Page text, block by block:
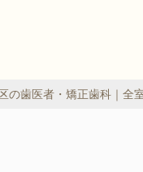
の歯医者・矯正歯科｜全